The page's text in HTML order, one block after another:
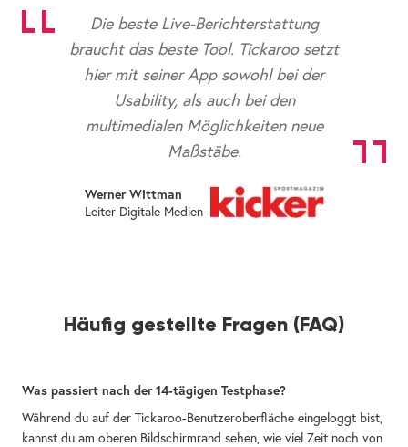
Die beste Live-Berichterstattung
braucht das beste Tool. Tickaroo setzt
hier mit seiner App sowohl bei der
Usability, als auch bei den
multimedialen Möglichkeiten neue
Maßstäbe.
Werner Wittman
Leiter Digitale Medien
Häufig gestellte Fragen (FAQ)
Was passiert nach der 14-tägigen Testphase?
Während du auf der Tickaroo-Benutzeroberfläche eingeloggt bist,
kannst du am oberen Bildschirmrand sehen, wie viel Zeit noch von